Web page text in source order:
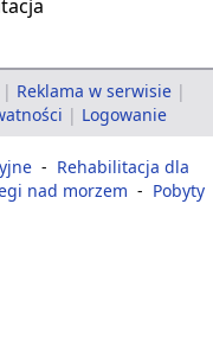
| Reklama w serwisie |
| Logowanie
- Rehabilitacja dla
nad morzem - Pobyty